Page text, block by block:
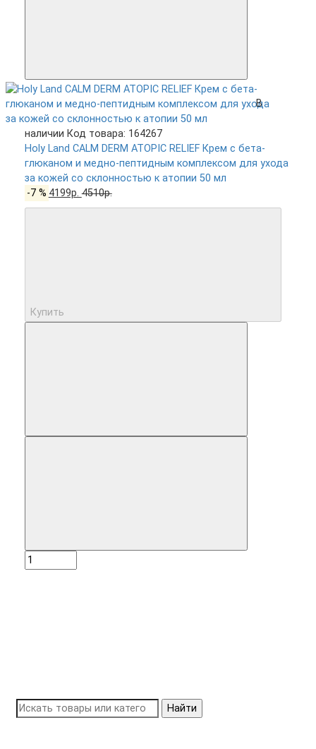
В
наличии Код товара: 164267
Holy Land CALM DERM ATOPIC RELIEF Крем с бета-
глюканом и медно-пептидным комплексом для ухода
за кожей со склонностью к атопии 50 мл
-7 % 4199р.4510р.
Купить
Найти